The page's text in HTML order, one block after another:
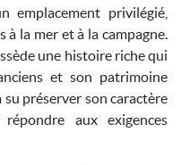
emplacement privilégié,
à la mer et à la campagne.
une histoire riche qui
et son patrimoine
préserver son caractère
aux exigences